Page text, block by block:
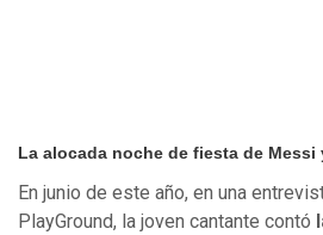
La alocada noche de fiesta de Messi
En junio de este año, en una
PlayGround, la joven cantante contó